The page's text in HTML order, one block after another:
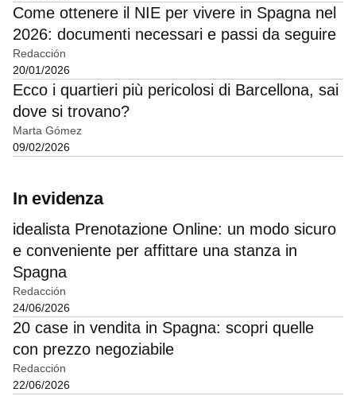
Come ottenere il NIE per vivere in Spagna nel
2026: documenti necessari e passi da seguire
Redacción
20/01/2026
Ecco i quartieri più pericolosi di Barcellona, sai
dove si trovano?
Marta Gómez
09/02/2026
In evidenza
idealista Prenotazione Online: un modo sicuro
e conveniente per affittare una stanza in
Spagna
Redacción
24/06/2026
20 case in vendita in Spagna: scopri quelle
con prezzo negoziabile
Redacción
22/06/2026